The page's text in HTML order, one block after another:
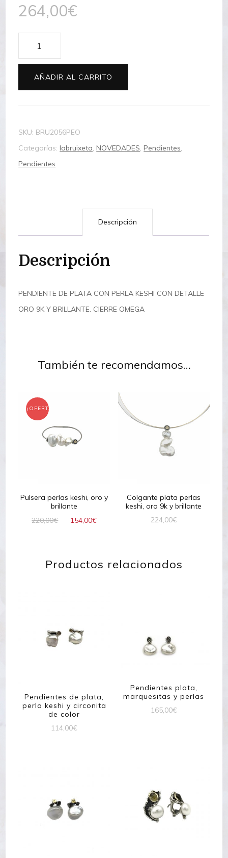
264,00€
Pendiente
perla
keshi,
oro
y
cantidad
AÑADIR AL CARRITO
SKU: BRU2056PEO
Categorías:labruixeta,NOVEDADES,Pendientes,
Pendientes
Descripción
Descripción
PENDIENTE DE PLATA CON PERLA KESHI CON DETALLE
ORO 9K Y BRILLANTE. CIERRE OMEGA
También te recomendamos…
¡OFERTA!
Pulsera perlas keshi, oro y
brillante
220,00€
220,00€.
154,00€
154,00€.
Colgante plata perlas
keshi, oro 9k y brillante
224,00€
Productos relacionados
Pendientes de plata,
perla keshi y circonita
de color
114,00€
Pendientes plata,
marquesitas y perlas
165,00€